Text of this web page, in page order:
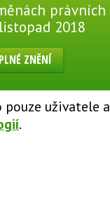
právních
2018
ZNĚNÍ
pouze uživatele
.